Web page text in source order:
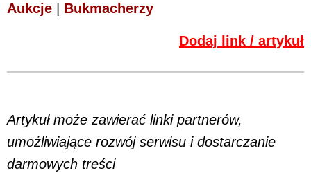
Aukcje Bukmacherzy
Dodaj link / artykuł
Artykuł może zawierać linki partnerów,
umożliwiające rozwój serwisu i dostarczanie
darmowych treści